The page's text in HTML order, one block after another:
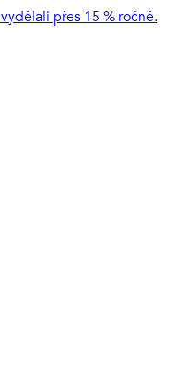
přes 15 % ročně.